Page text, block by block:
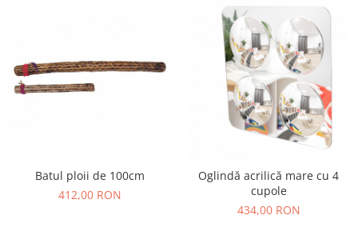
Batul ploii de 100cm
412,00 RON
Oglindă acrilică mare cu 4
cupole
434,00 RON